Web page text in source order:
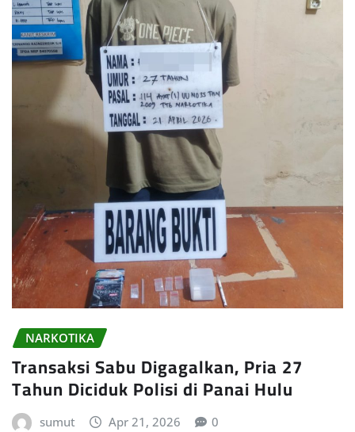
NARKOTIKA
Transaksi Sabu Digagalkan, Pria 27
Tahun Diciduk Polisi di Panai Hulu
sumut Apr 21, 2026 0